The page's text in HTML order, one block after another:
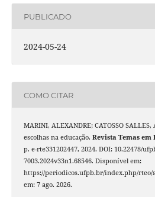
PUBLICADO
2024-05-24
COMO CITAR
MARINI, ALEXANDRE; CATOSSO
escolhas na educação. Revista Temas em
p. e-rte331202447, 2024. DOI: 10.22478/
7003.2024v33n1.68546. Disponível em:
https://periodicos.ufpb.br/index.php/rteo/
em: 7 ago. 2026.